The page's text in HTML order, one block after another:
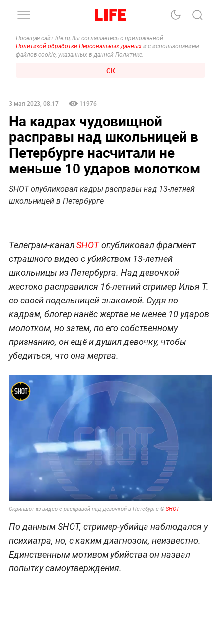
Посещая сайт life.ru, Вы соглашаетесь с приложенной
Политикой обработки Персональных данных и с использованием
файлов cookie, указанных в данной Политике.
ОК
3 мая 2023, 08:17 11976
На кадрах чудовищной
расправы над школьницей в
Петербурге насчитали не
меньше 10 ударов молотком
SHOT опубликовал кадры расправы над 13-летней
школьницей в Петербурге
Телеграм-каналSHOTопубликовал фрагмент
страшного видео с убийством 13-летней
школьницы из Петербурга. Над девочкой
жестоко расправился 16-летний стример Илья Т.
со своей подельницей-знакомой. Судя по
кадрам, блогер нанёс жертве не менее 10 ударов
молотком, но затем, по его собственному
признанию, он ещё и душил девочку, чтобы
убедиться, что она мертва.
Скриншот из видео с расправой над девочкой в Петебурге © SHOT
По данным SHOT, стример-убийца наблюдался у
психиатра, но, с каким диагнозом, неизвестно.
Единственным мотивом убийства он назвал
попытку самоутверждения.